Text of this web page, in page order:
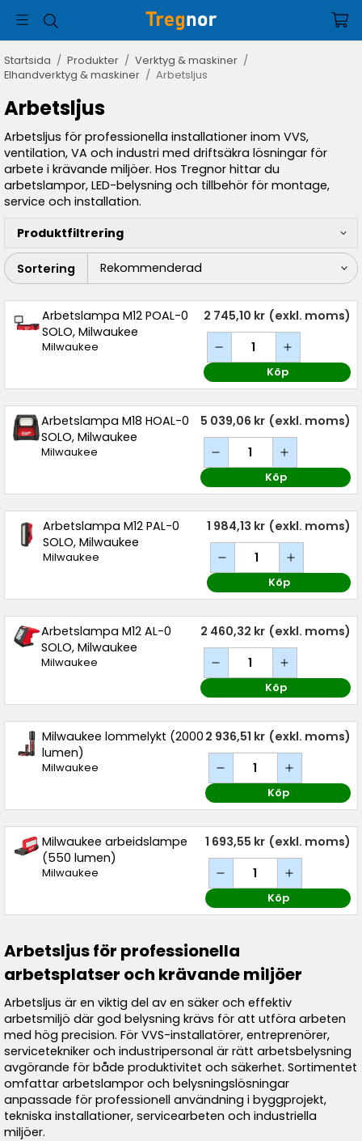
Startsida / Produkter / Verktyg & maskiner /
Elhandverktyg & maskiner / Arbetsljus
Arbetsljus
Arbetsljus för professionella installationer inom VVS,
ventilation, VA och industri med driftsäkra lösningar för
arbete i krävande miljöer. Hos Tregnor hittar du
arbetslampor, LED-belysning och tillbehör för montage,
service och installation.
Produktfiltrering
Sortering
Arbetslampa M12 POAL-0
SOLO, Milwaukee
Milwaukee
2 745,10 kr (exkl. moms)
Köp
Arbetslampa M18 HOAL-0
SOLO, Milwaukee
Milwaukee
5 039,06 kr (exkl. moms)
Köp
Arbetslampa M12 PAL-0
SOLO, Milwaukee
Milwaukee
1 984,13 kr (exkl. moms)
Köp
Arbetslampa M12 AL-0
SOLO, Milwaukee
Milwaukee
2 460,32 kr (exkl. moms)
Köp
Milwaukee lommelykt (2000
lumen)
Milwaukee
2 936,51 kr (exkl. moms)
Köp
Milwaukee arbeidslampe
(550 lumen)
Milwaukee
1 693,55 kr (exkl. moms)
Köp
Arbetsljus för professionella
arbetsplatser och krävande miljöer
Arbetsljus är en viktig del av en säker och effektiv
arbetsmiljö där god belysning krävs för att utföra arbeten
med hög precision. För VVS-installatörer, entreprenörer,
servicetekniker och industripersonal är rätt arbetsbelysning
avgörande för både produktivitet och säkerhet. Sortimentet
omfattar arbetslampor och belysningslösningar
anpassade för professionell användning i byggprojekt,
tekniska installationer, servicearbeten och industriella
miljöer.